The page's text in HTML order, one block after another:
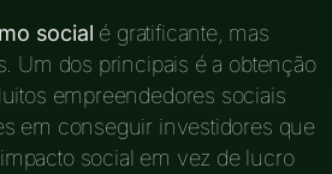
social é gratificante, mas
Um dos principais é a obtenção
empreendedores sociais
em conseguir investidores que
social em vez de lucro